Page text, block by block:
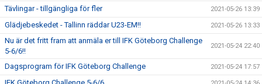
Tävlingar - tillgängliga för fler 2021-05-26 13:39
Glädjebeskedet - Tallinn räddar U23-EM!! 2021-05-26 13:33
Nu är det fritt fram att anmäla er till IFK Göteborg Challenge
5-6/6!!
2021-05-24 22:40
Dagsprogram för IFK Göteborg Challenge 2021-05-24 17:57